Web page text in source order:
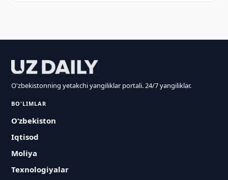
O'zbekistonning yetakchi yangiliklar portali. 24/7 yangiliklar.
BO'LIMLAR
O‘zbekiston
Iqtisod
Moliya
Texnologiyalar